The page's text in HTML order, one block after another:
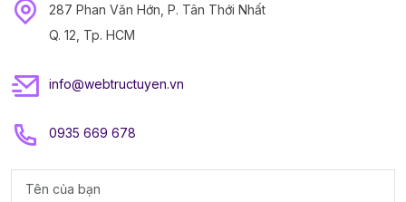
287 Phan Văn Hớn, P. Tân Thới Nhất
Q. 12, Tp. HCM
info@webtructuyen.vn
0935 669 678